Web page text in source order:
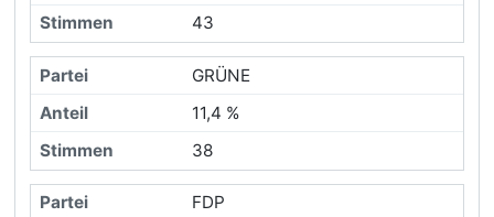
43
GRÜNE
11,4 %
38
FDP